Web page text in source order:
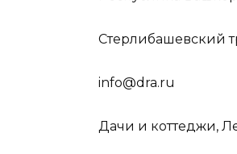
Стерлибашевский
info@dra.ru
Дачи и коттеджи,